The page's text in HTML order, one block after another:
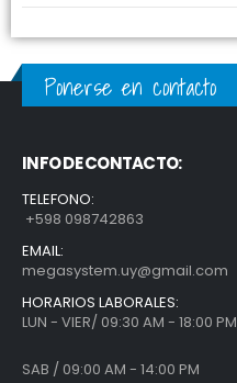
Ponerse en contacto
INFO DE CONTACTO:
TELEFONO:
+598 098742863
EMAIL:
megasystem.uy@gmail.com
HORARIOS LABORALES:
LUN - VIER/ 09:30 AM - 18:00 PM
SAB / 09:00 AM - 14:00 PM